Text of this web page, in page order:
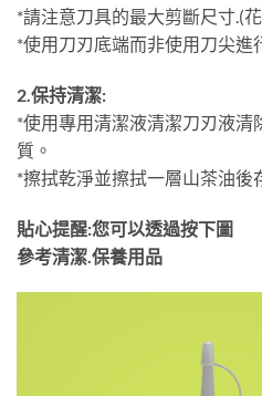
*請注意刀具的最大剪斷尺寸.(
*使用刀刃底端而非使用刀尖進
2.保持清潔:
*使用專用清潔液清潔刀刃液清
質。
*擦拭乾淨並擦拭一層山茶油後
貼心提醒:您可以透過按下圖
參考清潔.保養用品